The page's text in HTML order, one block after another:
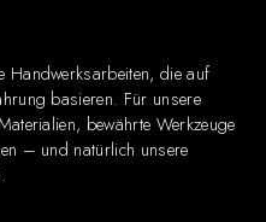
Handwerksarbeiten, die auf
basieren. Für unsere
bewährte Werkzeuge
– und natürlich unsere